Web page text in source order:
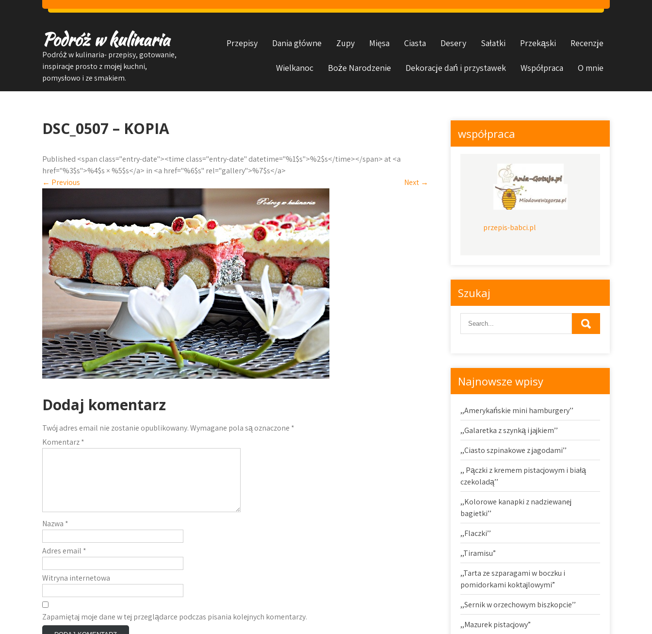
Podróż w kulinaria
Podróż w kulinaria- przepisy, gotowanie,
inspiracje prosto z mojej kuchni,
pomysłowo i ze smakiem.
Przepisy Dania główne Zupy Mięsa Ciasta Desery Sałatki Przekąski Recenzje
Wielkanoc Boże Narodzenie Dekoracje dań i przystawek Współpraca O mnie
DSC_0507 – KOPIA
Published <span class="entry-date"><time class="entry-date" datetime="%1$s">%2$s</time></span> at <a
href="%3$s">%4$s × %5$s</a> in <a href="%6$s" rel="gallery">%7$s</a>
← Previous Next →
Dodaj komentarz
Twój adres email nie zostanie opublikowany.Wymagane pola są oznaczone *
Komentarz*
Nazwa *
Adres email *
Witryna internetowa
Zapamiętaj moje dane w tej przeglądarce podczas pisania kolejnych komentarzy.
współpraca
przepis-babci.pl
Szukaj
Najnowsze wpisy
,,Amerykańskie mini hamburgery’’
,,Galaretka z szynką i jajkiem’’
,,Ciasto szpinakowe z jagodami’’
,, Pączki z kremem pistacjowym i białą
czekoladą’’
,,Kolorowe kanapki z nadziewanej
bagietki’’
,,Flaczki’’
,,Tiramisu”
,,Tarta ze szparagami w boczku i
pomidorkami koktajlowymi”
,,Sernik w orzechowym biszkopcie’’
,,Mazurek pistacjowy”